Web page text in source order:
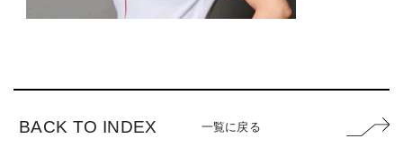
BACK TO INDEX 一覧に戻る